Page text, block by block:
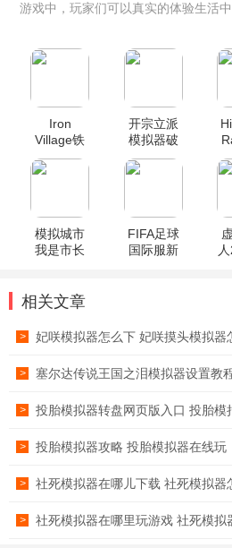
游戏中，玩家们可以真实的体验生活
Iron
Village铁
锈破解版
开宗立派
模拟器破
解版
模拟城市
我是市长
FIFA足球
国际服新
相关文章
> 妃咲模拟器怎么下 妃咲摸头模拟器
> 塞尔达传说王国之泪模拟器设置教
> 投胎模拟器转盘网页版入口 投胎模
> 投胎模拟器攻略 投胎模拟器在线玩
> 社死模拟器在哪儿下载 社死模拟器
> 社死模拟器在哪里玩游戏 社死模拟